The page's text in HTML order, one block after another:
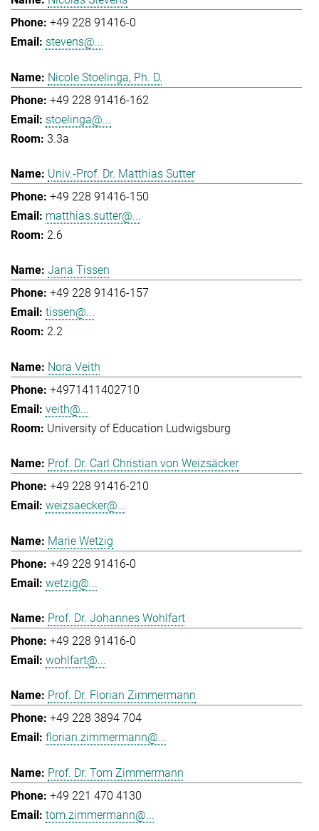
+49 228 91416-0
stevens@...
Nicole Stoelinga, Ph. D.
+49 228 91416-162
stoelinga@...
3.3a
Univ.-Prof. Dr. Matthias Sutter
+49 228 91416-150
matthias.sutter@...
2.6
Jana Tissen
+49 228 91416-157
tissen@...
2.2
Nora Veith
+4971411402710
veith@...
University of Education Ludwigsburg
Prof. Dr. Carl Christian von Weizsäcker
+49 228 91416-210
weizsaecker@...
Marie Wetzig
+49 228 91416-0
wetzig@...
Prof. Dr. Johannes Wohlfart
+49 228 91416-0
wohlfart@...
Prof. Dr. Florian Zimmermann
+49 228 3894 704
florian.zimmermann@...
Prof. Dr. Tom Zimmermann
+49 221 470 4130
tom.zimmermann@...